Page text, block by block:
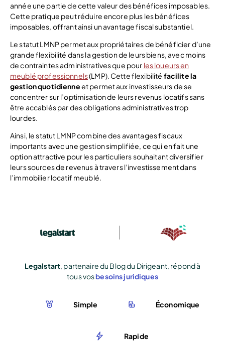
année une partie de cette valeur des bénéfices imposables.
Cette pratique peut réduire encore plus les bénéfices
imposables, offrant ainsi un avantage fiscal substantiel.
Le statut LMNP permet aux propriétaires de bénéficier d’une
grande flexibilité dans la gestion de leurs biens, avec moins
de contraintes administratives que pour les loueurs en
meublé professionnels(LMP). Cette flexibilité facilite la
gestion quotidienneet permet aux investisseurs de se
concentrer sur l’optimisation de leurs revenus locatifs sans
être accablés par des obligations administratives trop
lourdes.
Ainsi, le statut LMNP combine des avantages fiscaux
importants avec une gestion simplifiée, ce qui en fait une
option attractive pour les particuliers souhaitant diversifier
leurs sources de revenus à travers l’investissement dans
l’immobilier locatif meublé.
Legalstart, partenaire du Blog du Dirigeant, répond à
tous vosbesoins juridiques
Simple Économique
Rapide